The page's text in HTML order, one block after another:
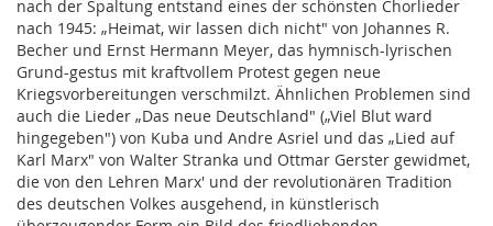
nach der Spaltung entstand eines der schönsten Chorlieder
nach 1945: „Heimat, wir lassen dich nicht" von Johannes R.
Becher und Ernst Hermann Meyer, das hymnisch-lyrischen
Grund-gestus mit kraftvollem Protest gegen neue
Kriegsvorbereitungen verschmilzt. Ähnlichen Problemen sind
auch die Lieder „Das neue Deutschland" („Viel Blut ward
hingegeben") von Kuba und Andre Asriel und das „Lied auf
Karl Marx" von Walter Stranka und Ottmar Gerster gewidmet,
die von den Lehren Marx' und der revolutionären Tradition
des deutschen Volkes ausgehend, in künstlerisch